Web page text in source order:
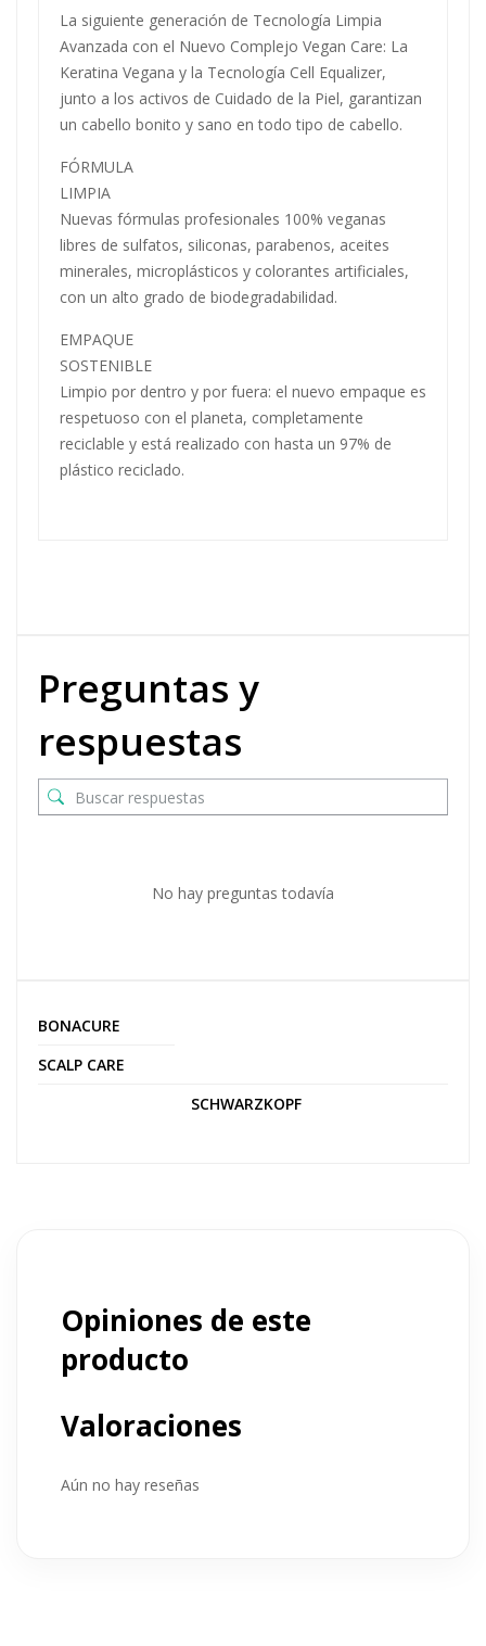
La siguiente generación de Tecnología Limpia
Avanzada con el Nuevo Complejo Vegan Care: La
Keratina Vegana y la Tecnología Cell Equalizer,
junto a los activos de Cuidado de la Piel, garantizan
un cabello bonito y sano en todo tipo de cabello.
FÓRMULA
LIMPIA
Nuevas fórmulas profesionales 100% veganas
libres de sulfatos, siliconas, parabenos, aceites
minerales, microplásticos y colorantes artificiales,
con un alto grado de biodegradabilidad.
EMPAQUE
SOSTENIBLE
Limpio por dentro y por fuera: el nuevo empaque es
respetuoso con el planeta, completamente
reciclable y está realizado con hasta un 97% de
plástico reciclado.
Preguntas y
respuestas
No hay preguntas todavía
BONACURE
SCALP CARE
SCHWARZKOPF
Opiniones de este
producto
Valoraciones
Aún no hay reseñas